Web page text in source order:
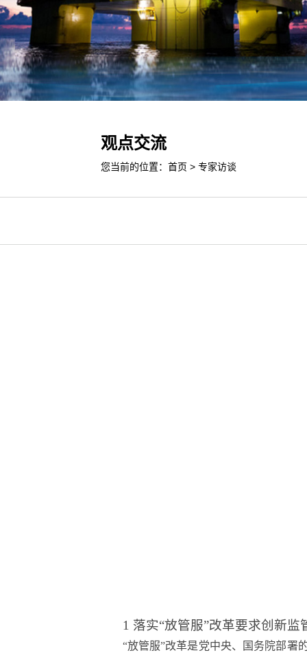
观点交流
您当前的位置： 首页 > 专家访谈
1 落实“放管服”改革要求创新监
“放管服”改革是党中央、国务院部署